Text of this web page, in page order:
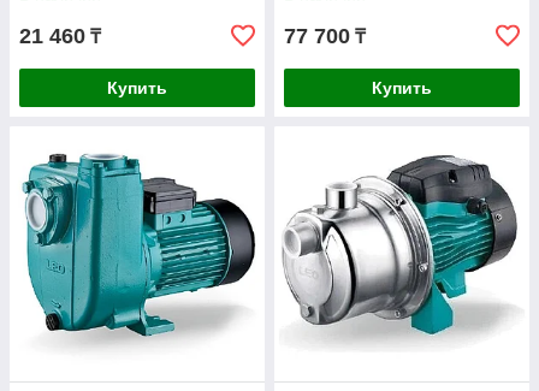
21 460 ₸
Купить
77 700 ₸
Купить